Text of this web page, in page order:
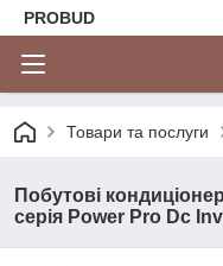
PROBUD
Товари та послуги
Побутові
серія Power Pro Dc